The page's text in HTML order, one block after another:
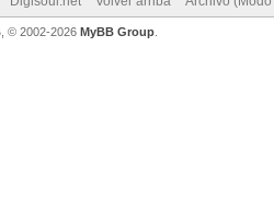
, © 2002-2026 MyBB Group.